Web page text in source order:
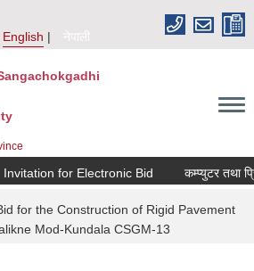
English
नेपाली
for Electronic Bid कम्प्युटर तथा
for the Construction of Rigid Pavement
Mod-Kundala CSGM-13